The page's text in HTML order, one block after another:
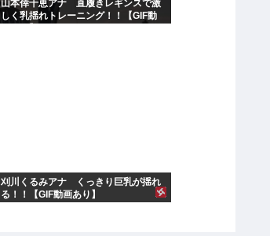
山本倖千恵アナ 直履きレギンスで激
しく乳揺れトレーニング！！【GIF動
刈川くるみアナ くっきり巨乳が揺れ
る！！【GIF動画あり】